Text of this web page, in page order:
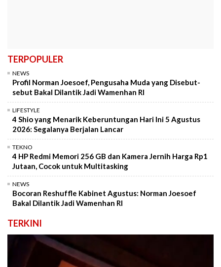
TERPOPULER
NEWS
Profil Norman Joesoef, Pengusaha Muda yang Disebut-
sebut Bakal Dilantik Jadi Wamenhan RI
LIFESTYLE
4 Shio yang Menarik Keberuntungan Hari Ini 5 Agustus
2026: Segalanya Berjalan Lancar
TEKNO
4 HP Redmi Memori 256 GB dan Kamera Jernih Harga Rp1
Jutaan, Cocok untuk Multitasking
NEWS
Bocoran Reshuffle Kabinet Agustus: Norman Joesoef
Bakal Dilantik Jadi Wamenhan RI
TERKINI